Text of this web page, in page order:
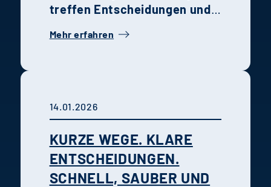
treffen Entscheidungen und
anderswo könnten. Die
Unternehmenskultur und
Unternehmen
zusammenwirken.
Mehr erfahren
14.01.2026
KURZE WEGE. KLARE
ENTSCHEIDUNGEN.
SCHNELL, SAUBER UND